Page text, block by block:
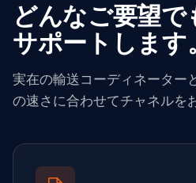
どんなご要望
サポートします
実在の輸送コーディネーター
の速さに合わせてチャネルを